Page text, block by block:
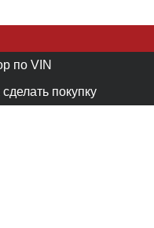
по VIN
покупку